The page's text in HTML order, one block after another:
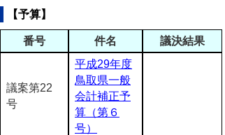
【予算】
番号 件名 議決結果
議案第22
号
平成29年度
鳥取県一般
会計補正予
算（第６
号）